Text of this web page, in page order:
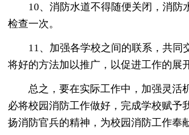
10、消防水道不得随便关闭，消防
检查一次。
11、加强各学校之间的联系，共同
将好的方法加以推广，以促进工作的展
总之，要在实际工作中，加强灵活
必将校园消防工作做好，完成学校赋予
扬消防官兵的精神，为校园消防工作奉